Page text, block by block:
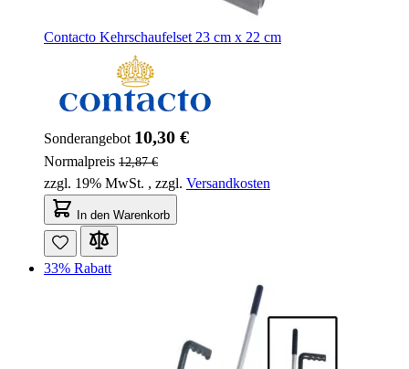
Contacto Kehrschaufelset 23 cm x 22 cm
Sonderangebot 10,30 €
Normalpreis 12,87 €
zzgl. 19% MwSt. , zzgl. Versandkosten
In den Warenkorb
33% Rabatt